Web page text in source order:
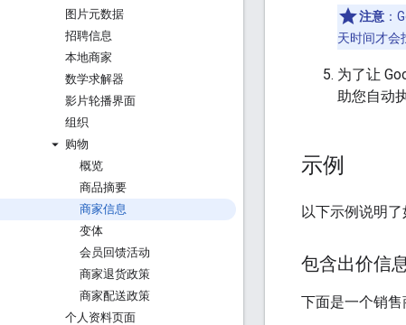
图片元数据
招聘信息
本地商家
数学求解器
影片轮播界面
组织
购物
概览
商品摘要
商家信息
变体
会员回馈活动
商家退货政策
商家配送政策
个人资料页面
注意 ：
天时间才会
为了让
助您自动
示例
以下示例说明
包含出价信
下面是一个销售